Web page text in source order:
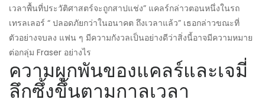
เวลาพื้นที่ประวัติศาสตร์จะถูกสาปแช่ง” แคลร์กล่าวตอนหนึ่งในรถ
เทรลเลอร์ “ ปลอดภัยกว่าในอนาคต ถึงเวลาแล้ว” เธอกล่าวขณะที่
ตัวอย่างจบลง แฟน ๆ มีความกังวลเป็นอย่างดีว่าสิ่งนี้อาจมีความหมาย
ต่อกลุ่ม Fraser อย่างไร
ความผูกพันของแคลร์และเจมี่
ลึกซึ้งขึ้นตามกาลเวลา